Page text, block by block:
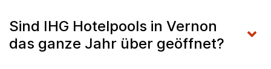
Sind IHG Hotelpools in Vernon
das ganze Jahr über geöffnet?